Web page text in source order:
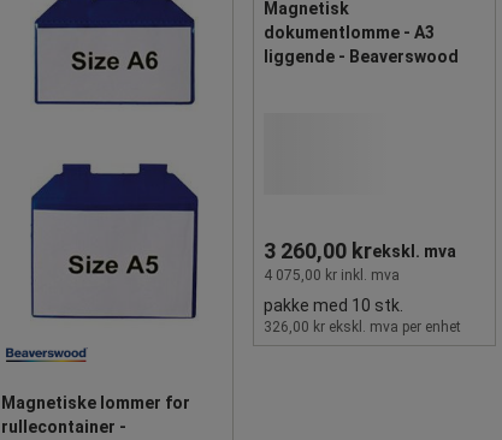
Magnetiske lommer for
rullecontainer -
Magnetisk
dokumentlomme - A3
liggende - Beaverswood
3 260,00 krekskl. mva
4 075,00 kr inkl. mva
pakke med 10 stk.
326,00 kr ekskl. mva per enhet